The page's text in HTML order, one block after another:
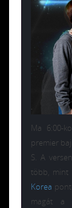
Ma 6:00-
premier
S. A
több, mint
Korea
magát a